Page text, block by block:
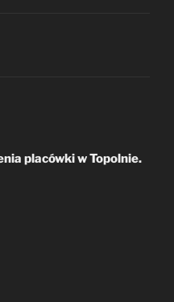
placówki w Topolnie.